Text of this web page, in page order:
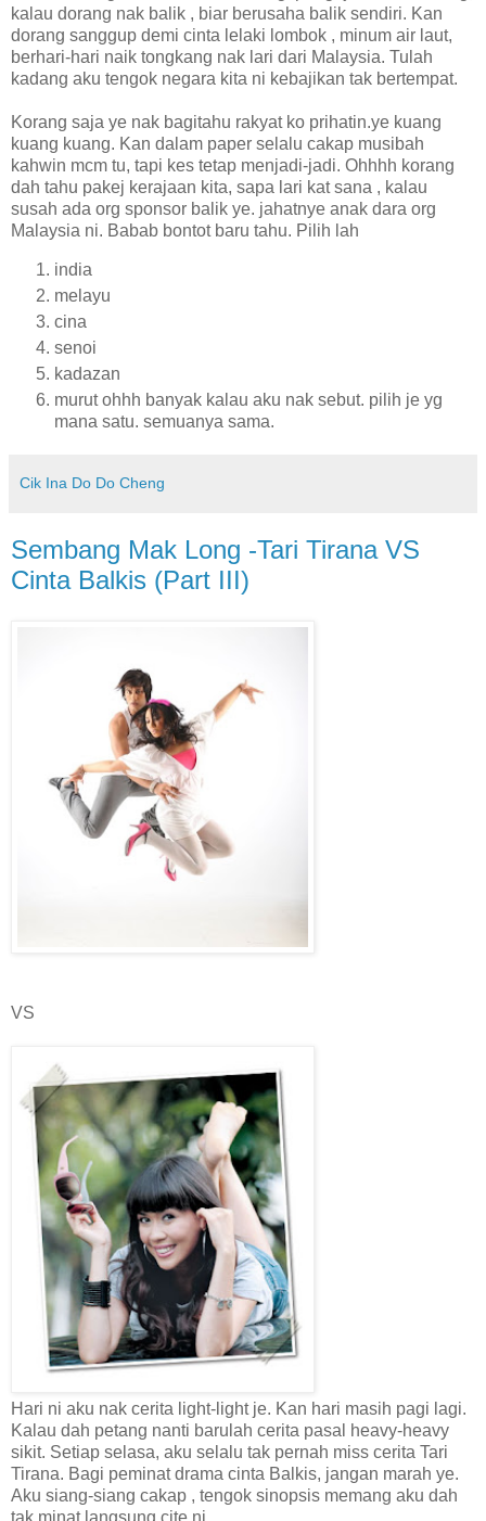
kalau dorang nak balik , biar berusaha balik sendiri. Kan
dorang sanggup demi cinta lelaki lombok , minum air laut,
berhari-hari naik tongkang nak lari dari Malaysia. Tulah
kadang aku tengok negara kita ni kebajikan tak bertempat.
Korang saja ye nak bagitahu rakyat ko prihatin.ye kuang
kuang kuang. Kan dalam paper selalu cakap musibah
kahwin mcm tu, tapi kes tetap menjadi-jadi. Ohhhh korang
dah tahu pakej kerajaan kita, sapa lari kat sana , kalau
susah ada org sponsor balik ye. jahatnye anak dara org
Malaysia ni. Babab bontot baru tahu. Pilih lah
india
melayu
cina
senoi
kadazan
murut ohhh banyak kalau aku nak sebut. pilih je yg
mana satu. semuanya sama.
Cik Ina Do Do Cheng
Sembang Mak Long -Tari Tirana VS
Cinta Balkis (Part III)
VS
Hari ni aku nak cerita light-light je. Kan hari masih pagi lagi.
Kalau dah petang nanti barulah cerita pasal heavy-heavy
sikit. Setiap selasa, aku selalu tak pernah miss cerita Tari
Tirana. Bagi peminat drama cinta Balkis, jangan marah ye.
Aku siang-siang cakap , tengok sinopsis memang aku dah